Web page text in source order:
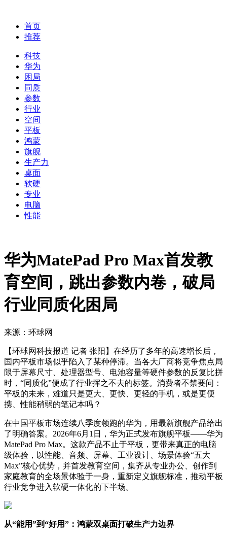
首页
推荐
科技
华为
困局
同质
参数
行业
空间
平板
鸿蒙
旗舰
生产力
桌面
软硬
专业
电脑
性能
华为MatePad Pro Max首发教
育空间，跳出参数内卷，破局
行业同质化困局
来源：环球网
【环球网科技报道 记者 张阳】在经历了多年的高速增长后，
国内平板市场似乎陷入了某种停滞。当各大厂商将竞争焦点局
限于屏幕尺寸、处理器型号、电池容量等硬件参数的反复比拼
时，“同质化”便成了行业挥之不去的标签。消费者不禁要问：
平板的未来，难道只是更大、更快、更轻的手机，或是更便
携、性能稍弱的笔记本吗？
在中国平板市场连续八季度领跑的华为，用最新旗舰产品给出
了明确答案。2026年6月1日，华为正式发布旗舰平板——华为
MatePad Pro Max。这款产品不止于平板，更带来真正的电脑
级体验，以性能、音频、屏幕、工业设计、场景体验“五大
Max”核心优势，并首发教育空间，集齐从专业办公、创作到
家庭教育的全场景体验于一身，重新定义旗舰标准，推动平板
行业竞争进入软硬一体化的下半场。
从“能用”到“好用”：鸿蒙双桌面打破生产力边界